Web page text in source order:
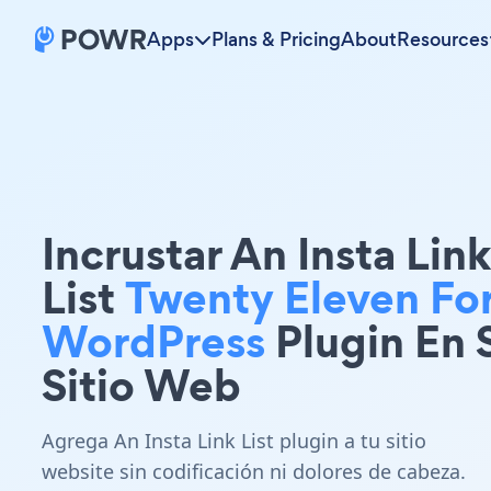
Apps Plans & PricingAboutResources
Incrustar An Insta Link
ListTwenty Eleven
WordPress Plugin En
Sitio Web
Agrega An Insta Link List plugin a tu sitio
website sin codificación ni dolores de cabeza.